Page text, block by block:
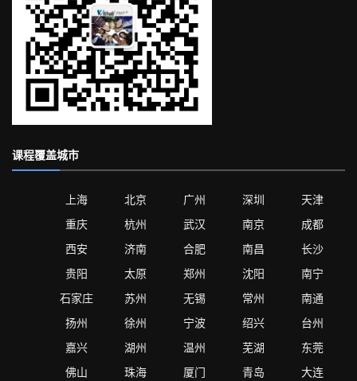
课程覆盖城市
上海 北京 广州 深圳
天津
重庆
杭州 武汉 南京
成都
西安
济南 合肥 南昌
长沙
贵阳
太原 郑州 沈阳
南宁
石家庄
苏州 无锡 常州
南通
扬州
徐州 宁波 绍兴
台州
嘉兴
湖州 温州 芜湖
东莞
佛山
珠海 厦门 青岛 大连